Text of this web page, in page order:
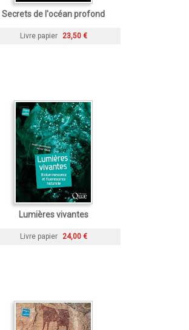
Secrets de l'océan profond
Livre papier 23,50 €
Lumières vivantes
Livre papier 24,00 €